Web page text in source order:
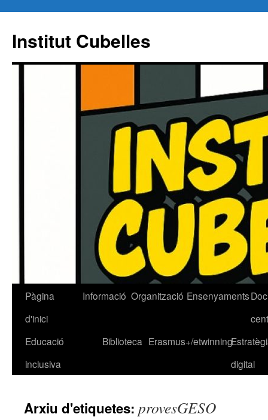
Institut Cubelles
Vés
contingut
Pàgina
d'inici
Informació Organització Ensenyaments
Educació
inclusiva
Biblioteca Erasmus+/etwinning
digital
Arxiu d'etiquetes: provesGESO